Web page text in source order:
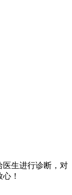
医生进行诊断，对
！